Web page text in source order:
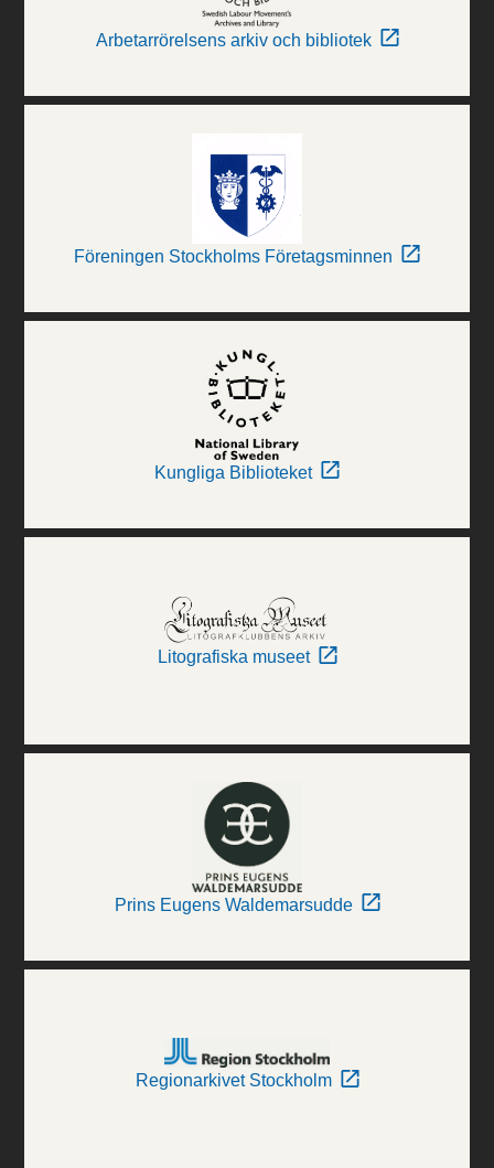
Arbetarrörelsens arkiv och bibliotek
Föreningen Stockholms Företagsminnen
Kungliga Biblioteket
Litografiska museet
Prins Eugens Waldemarsudde
Regionarkivet Stockholm